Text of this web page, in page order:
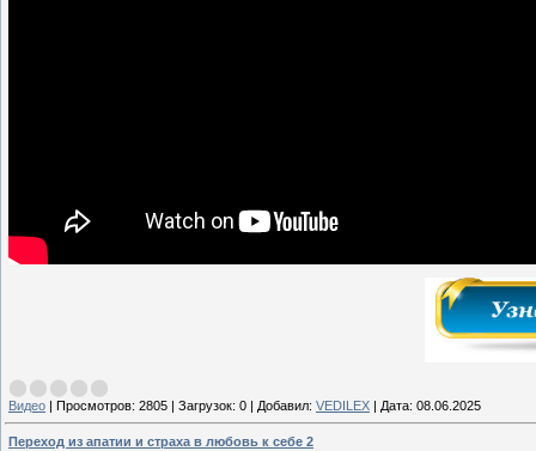
Видео | Просмотров: 2805 | Загрузок: 0 | Добавил: VEDILEX | Дата: 08.06.2025
Переход из апатии и страха в любовь к себе 2